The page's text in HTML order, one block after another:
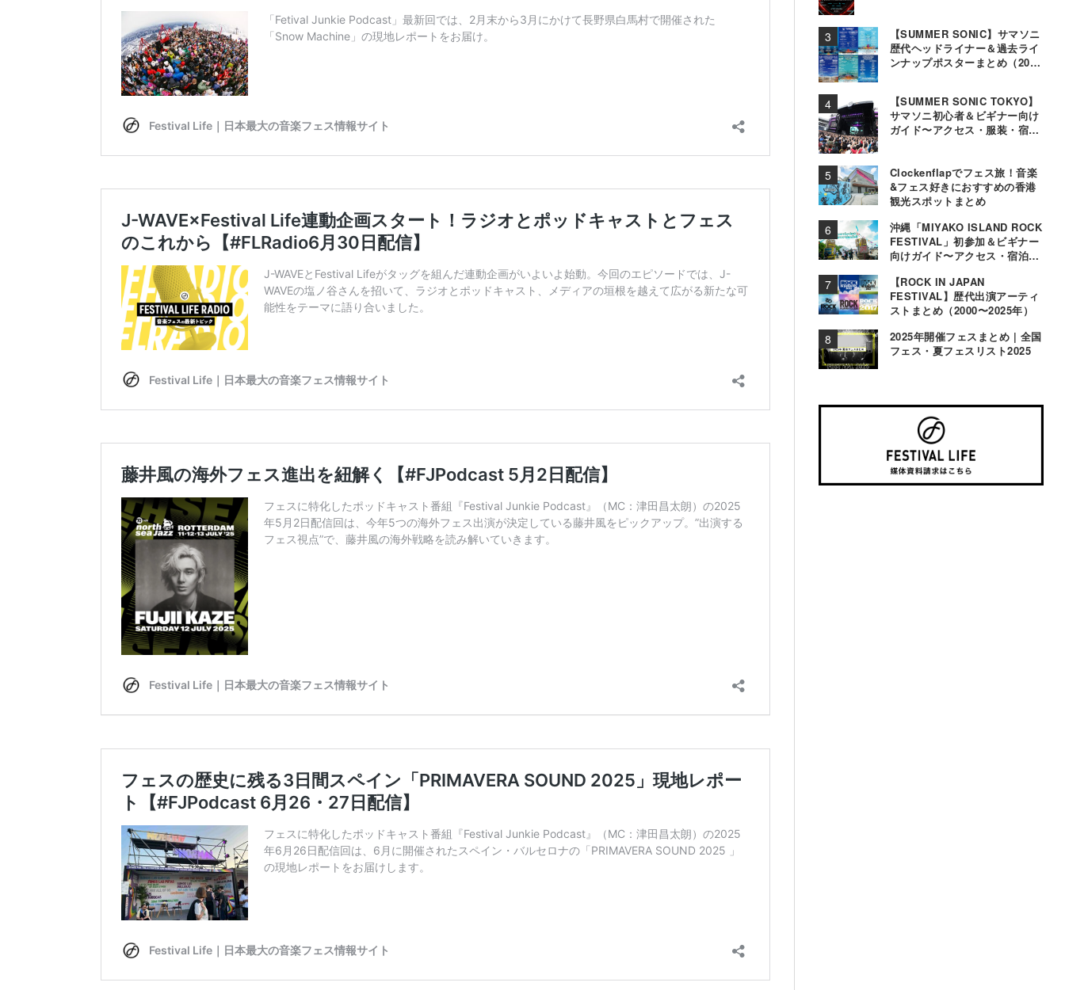
【SUMMER SONIC】サマソニ
歴代ヘッドライナー＆過去ライ
ンナップポスターまとめ（2000
【SUMMER SONIC TOKYO】
サマソニ初心者＆ビギナー向け
ガイド〜アクセス・服装・宿泊
Clockenflapでフェス旅！音楽
&フェス好きにおすすめの香港
観光スポットまとめ
沖縄「MIYAKO ISLAND ROCK
FESTIVAL」初参加＆ビギナー
向けガイド〜アクセス・宿泊・
【ROCK IN JAPAN
FESTIVAL】歴代出演アーティ
ストまとめ（2000〜2025年）
2025年開催フェスまとめ | 全国
フェス・夏フェスリスト2025